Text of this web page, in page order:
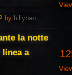
by billybao
la notte
a